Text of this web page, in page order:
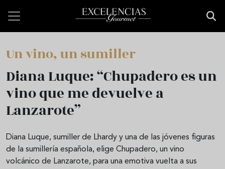
Un vino, un sumiller
Diana Luque: “Chupadero es un
vino que me devuelve a
Lanzarote”
Diana Luque, sumiller de Lhardy y una de las jóvenes figuras
de la sumillería española, elige Chupadero, un vino
volcánico de Lanzarote, para una emotiva vuelta a sus